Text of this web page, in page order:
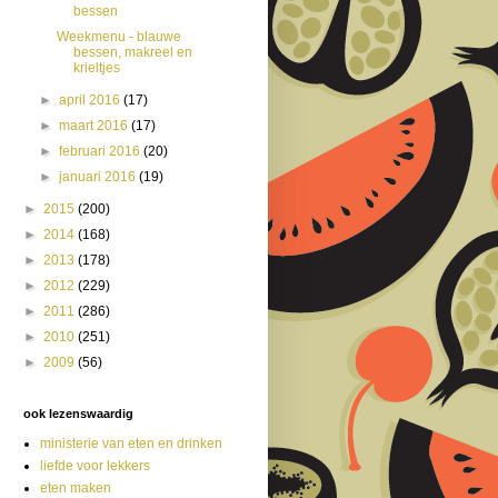
bessen
Weekmenu - blauwe
bessen, makreel en
krieltjes
►april 2016(17)
►maart 2016(17)
►februari 2016(20)
►januari 2016(19)
► 2015 (200)
► 2014 (168)
► 2013 (178)
► 2012 (229)
► 2011 (286)
► 2010 (251)
► 2009 (56)
ook lezenswaardig
ministerie van eten en drinken
liefde voor lekkers
eten maken